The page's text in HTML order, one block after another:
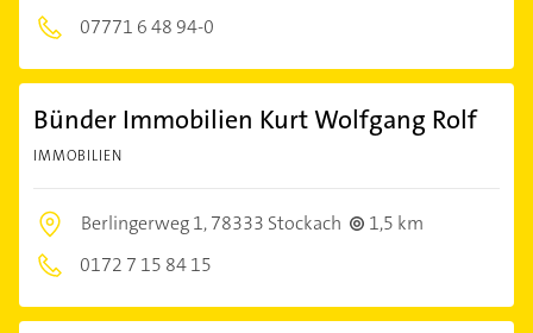
07771 6 48 94-0
Bünder Immobilien Kurt Wolfgang Rolf
IMMOBILIEN
Berlingerweg 1,78333 Stockach
1,5 km
0172 7 15 84 15